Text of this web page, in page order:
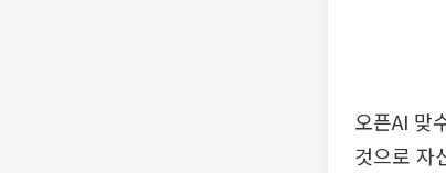
오픈AI 맞
것으로 자